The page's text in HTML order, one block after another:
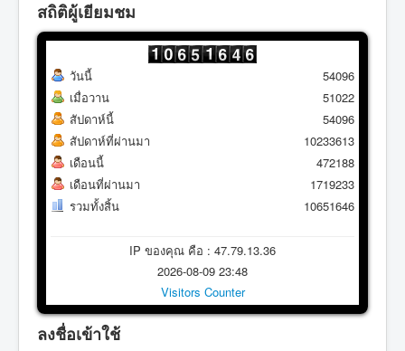
สถิติผู้เยียมชม
วันนี้
เมื่อวาน
สัปดาห์นี้
สัปดาห์ที่ผ่านมา
เดือนนี้
เดือนที่ผ่านมา
รวมทั้งสิ้น
54096
51022
54096
10233613
472188
1719233
10651646
IP ของคุณ คือ : 47.79.13.36
2026-08-09 23:48
Visitors Counter
ลงชื่อเข้าใช้